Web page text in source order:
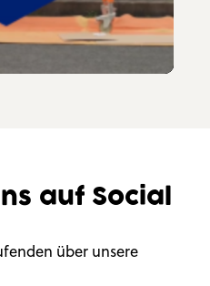
auf Social
über unsere